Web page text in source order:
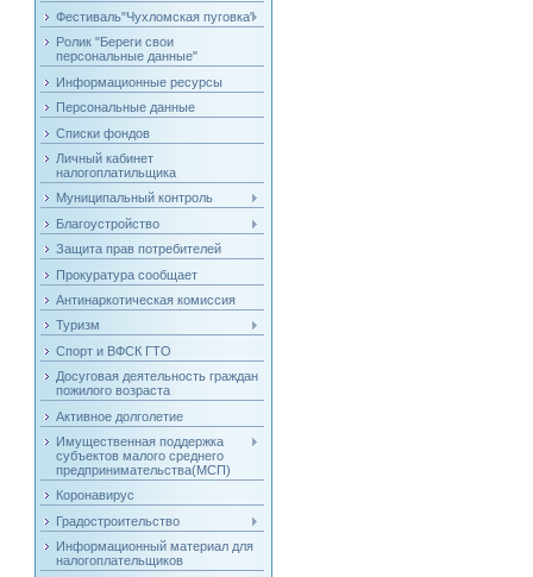
Фестиваль"Чухломская пуговка"
Ролик "Береги свои
персональные данные"
Информационные ресурсы
Персональные данные
Списки фондов
Личный кабинет
налогоплатильщика
Муниципальный контроль
Благоустройство
Защита прав потребителей
Прокуратура сообщает
Антинаркотическая комиссия
Туризм
Спорт и ВФСК ГТО
Досуговая деятельность граждан
пожилого возраста
Активное долголетие
Имущественная поддержка
субъектов малого среднего
предпринимательства(МСП)
Коронавирус
Градостроительство
Информационный материал для
налогоплательщиков